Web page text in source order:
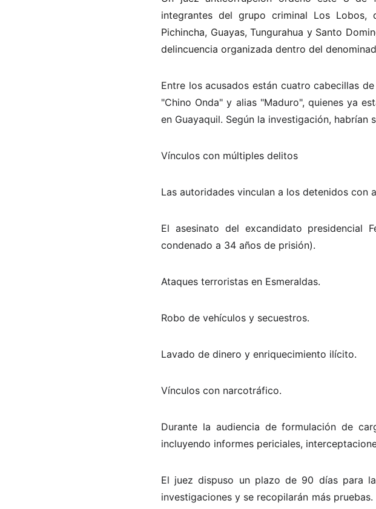
integrantes del grupo criminal Los Lobos,
Pichincha, Guayas, Tungurahua y Santo
delincuencia organizada dentro del
Entre los acusados están cuatro cabecillas
"Chino Onda" y alias "Maduro", quienes ya
en Guayaquil. Según la investigación,
Vínculos con múltiples delitos
Las autoridades vinculan a los detenidos con
El asesinato del excandidato presidencial
condenado a 34 años de prisión).
Ataques terroristas en Esmeraldas.
Robo de vehículos y secuestros.
Lavado de dinero y enriquecimiento ilícito.
Vínculos con narcotráfico.
Durante la audiencia de formulación de
incluyendo informes periciales,
El juez dispuso un plazo de 90 días para
investigaciones y se recopilarán más